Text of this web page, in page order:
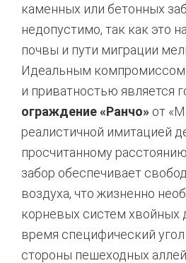
каменных или бетонных
недопустимо, так как это
почвы и пути миграции
Идеальным
и приватностью является
ограждение «Ранчо» от
реалистичной имитацией
просчитанному
забор обеспечивает
воздуха, что жизненно
корневых систем хвойных
время специфический
стороны пешеходных